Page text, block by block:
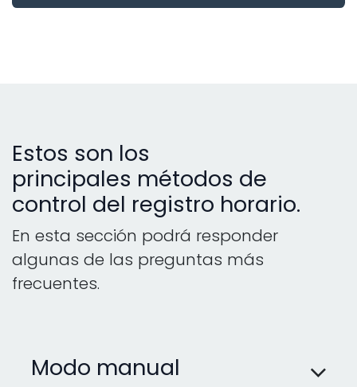
Estos son los
principales métodos de
control del registro horario.
En esta sección podrá responder
algunas de las preguntas más
frecuentes.
Modo manual